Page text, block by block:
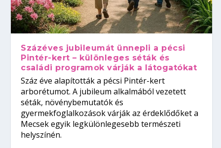
Százéves jubileumát ünnepli a pécsi
Pintér-kert – különleges séták és
családi programok várják a látogatókat
Száz éve alapították a pécsi Pintér-kert
arborétumot. A jubileum alkalmából vezetett
séták, növénybemutatók és
gyermekfoglalkozások várják az érdeklődőket a
Mecsek egyik legkülönlegesebb természeti
helyszínén.